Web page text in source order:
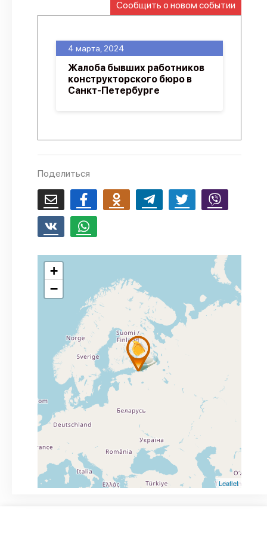
О проекте
Сообщить о новом событии
4 марта, 2024
Жалоба бывших работников
конструкторского бюро в
Санкт-Петербурге
Поделиться
+
−
Leaflet